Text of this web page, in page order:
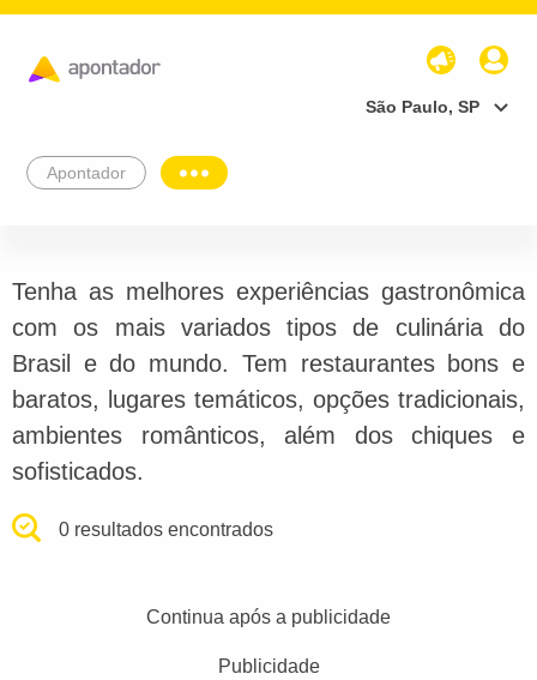
São Paulo, SP
Apontador
Tenha as melhores experiências gastronômica
com os mais variados tipos de culinária do
Brasil e do mundo. Tem restaurantes bons e
baratos, lugares temáticos, opções tradicionais,
ambientes românticos, além dos chiques e
sofisticados.
0 resultados encontrados
Continua após a publicidade
Publicidade